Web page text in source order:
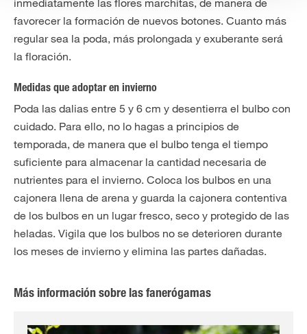
inmediatamente las flores marchitas, de manera de
favorecer la formación de nuevos botones. Cuanto más
regular sea la poda, más prolongada y exuberante será
la floración.
Medidas que adoptar en invierno
Poda las dalias entre 5 y 6 cm y desentierra el bulbo con
cuidado. Para ello, no lo hagas a principios de
temporada, de manera que el bulbo tenga el tiempo
suficiente para almacenar la cantidad necesaria de
nutrientes para el invierno. Coloca los bulbos en una
cajonera llena de arena y guarda la cajonera contentiva
de los bulbos en un lugar fresco, seco y protegido de las
heladas. Vigila que los bulbos no se deterioren durante
los meses de invierno y elimina las partes dañadas.
Más información sobre las fanerógamas